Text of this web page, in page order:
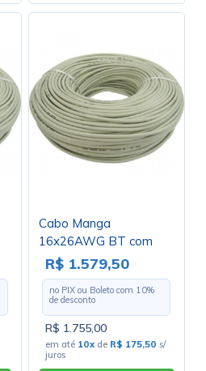
Cabo Manga
16x26AWG BT com
Blindagem - Rolo com
100 Metros
R$ 1.579,50
no PIX ou Boleto com 10%
de desconto
R$ 1.755,00
em até 10x de R$ 175,50 s/
juros